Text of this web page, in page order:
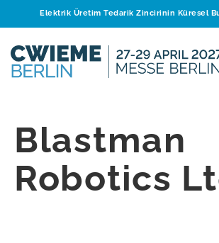
Elektrik Üretim Tedarik Zincirinin Küresel
Blastman
Robotics